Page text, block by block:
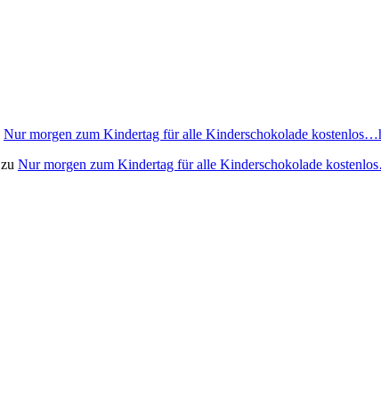
Nur morgen zum Kindertag für alle Kinderschokolade
zu Nur morgen zum Kindertag für alle Kinderschokolade